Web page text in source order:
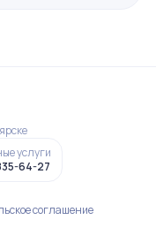
услуги
64-27
соглашение